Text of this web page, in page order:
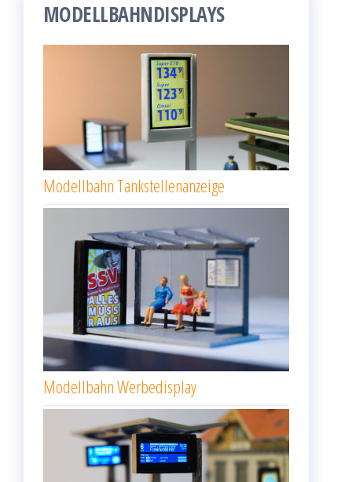
MODELLBAHNDISPLAYS
Modellbahn Tankstellenanzeige
Modellbahn Werbedisplay